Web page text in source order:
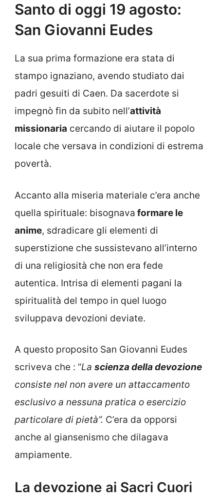
Santo di oggi 19 agosto:
San Giovanni Eudes
La sua prima formazione era stata di
stampo ignaziano, avendo studiato dai
padri gesuiti di Caen. Da sacerdote si
impegnò fin da subito nell’attività
missionaria cercando di aiutare il popolo
locale che versava in condizioni di estrema
povertà.
Accanto alla miseria materiale c’era anche
quella spirituale: bisognava formare le
anime, sdradicare gli elementi di
superstizione che sussistevano all’interno
di una religiosità che non era fede
autentica. Intrisa di elementi pagani la
spiritualità del tempo in quel luogo
sviluppava devozioni deviate.
A questo proposito San Giovanni Eudes
scriveva che : “La scienza della devozione
consiste nel non avere un attaccamento
esclusivo a nessuna pratica o esercizio
particolare di pietà”. C’era da opporsi
anche al giansenismo che dilagava
ampiamente.
La devozione ai Sacri Cuori